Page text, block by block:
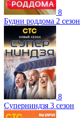
8
Будни роддома 2 сезон
8
Суперниндзя 3 сезон